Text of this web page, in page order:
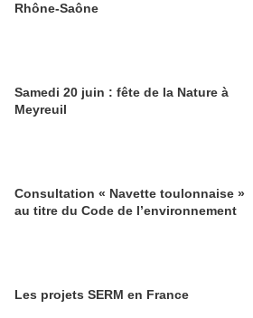
Rhône-Saône
Samedi 20 juin : fête de la Nature à
Meyreuil
Consultation « Navette toulonnaise »
au titre du Code de l’environnement
Les projets SERM en France